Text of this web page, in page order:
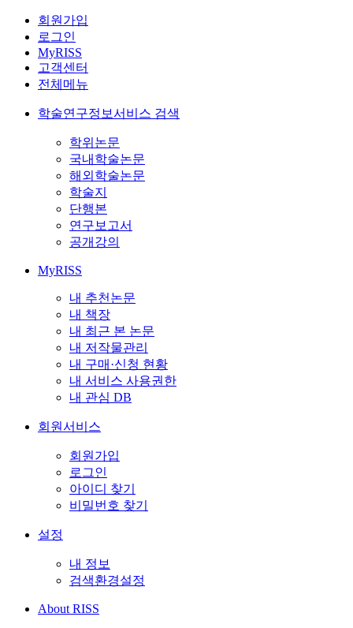
회원가입
로그인
MyRISS
고객센터
전체메뉴
학술연구정보서비스 검색
학위논문
국내학술논문
해외학술논문
학술지
단행본
연구보고서
공개강의
MyRISS
내 추천논문
내 책장
내 최근 본 논문
내 저작물관리
내 구매·신청 현황
내 서비스 사용권한
내 관심 DB
회원서비스
회원가입
로그인
아이디 찾기
비밀번호 찾기
설정
내 정보
검색환경설정
About RISS